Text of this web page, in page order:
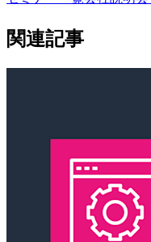
関連記事